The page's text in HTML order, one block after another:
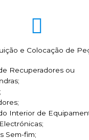
e Colocação de
Recuperadores ou
Interior de
Sem-fim;